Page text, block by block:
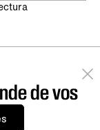
de vos